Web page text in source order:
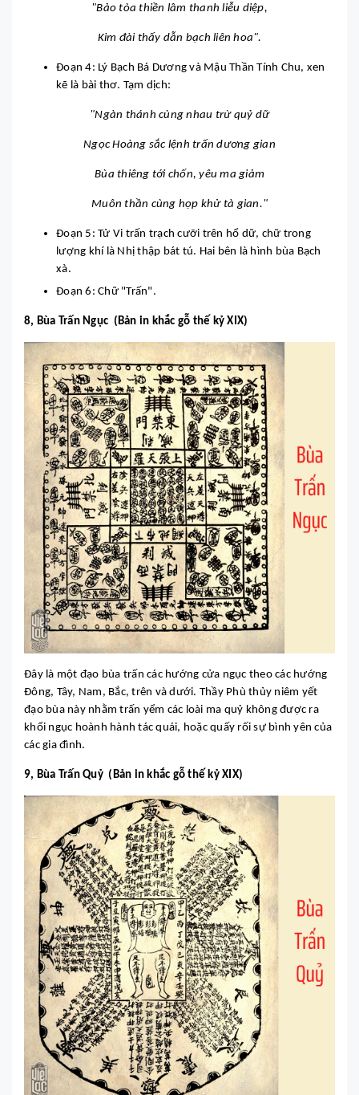
"Bảo tòa thiền lâm thanh liễu diệp,
Kim đài thấy dẫn bạch liên hoa".
Đoạn 4: Lý Bạch Bá Dương và Mậu Thần Tính Chu, xen
kẽ là bài thơ. Tạm dịch:
"Ngàn thánh cùng nhau trừ quỷ dữ
Ngọc Hoàng sắc lệnh trấn dương gian
Bùa thiêng tới chốn, yêu ma giảm
Muôn thần cùng họp khử tà gian."
Đoạn 5: Tử Vi trấn trạch cưỡi trên hổ dữ, chữ trong
lượng khí là Nhị thập bát tú. Hai bên là hình bùa Bạch
xà.
Đoạn 6: Chữ "Trấn".
8, Bùa Trấn Ngục (Bản in khắc gỗ thế kỷ XIX)
Đây là một đạo bùa trấn các hướng cửa ngục theo các hướng
Đông, Tây, Nam, Bắc, trên và dưới. Thầy Phù thủy niêm yết
đạo bùa này nhằm trấn yểm các loài ma quỷ không được ra
khổi ngục hoành hành tác quái, hoặc quấy rối sự bình yên của
các gia đình.
9, Bùa Trấn Quỷ (Bản in khắc gỗ thế kỷ XIX)